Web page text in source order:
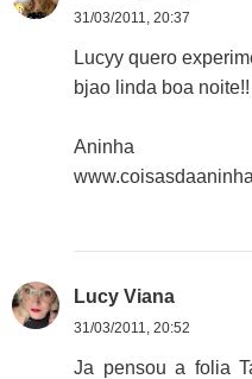
31/03/2011, 20:37
Lucyy quero
bjao linda boa noite!!
Aninha
Lucy Viana
31/03/2011, 20:52
Ja pensou a folia